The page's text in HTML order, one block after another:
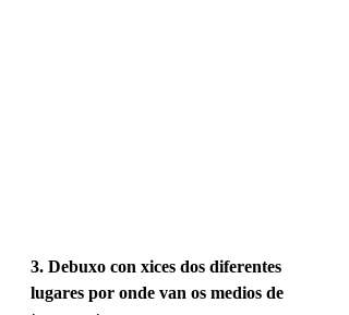
3. Debuxo con xices dos diferentes
lugares por onde van os medios de